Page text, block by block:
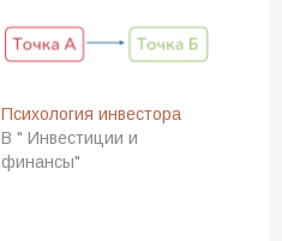
Психология инвестора
В " Инвестиции и
финансы"